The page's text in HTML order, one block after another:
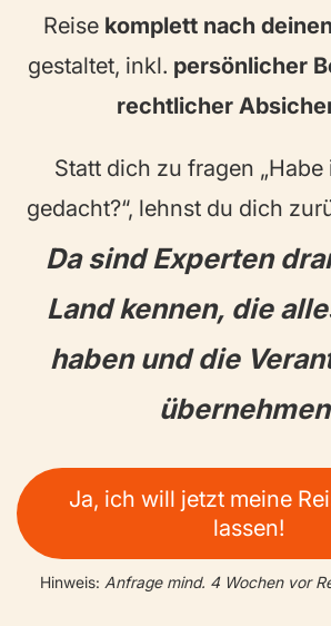
Reise komplett nach
gestaltet, inkl. persönlicher
rechtlicher
Statt dich zu fragen „Habe
gedacht?“, lehnst du dich
Da sind Experten
Land kennen, die
haben und die
Ja, ich will jetzt meine
lassen!
Hinweis: Anfrage mind. 4 Wochen vor